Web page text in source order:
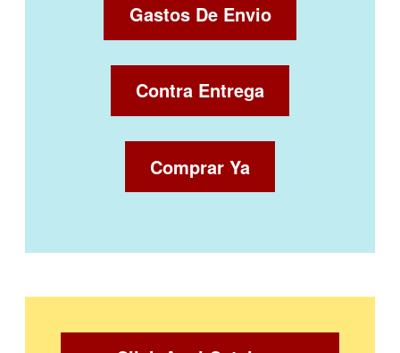
Gastos De Envio
Contra Entrega
Comprar Ya